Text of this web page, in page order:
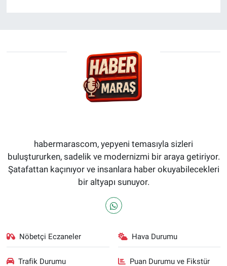
habermarascom, yepyeni temasıyla sizleri
buluştururken, sadelik ve modernizmi bir araya getiriyor.
Şatafattan kaçınıyor ve insanlara haber okuyabilecekleri
bir altyapı sunuyor.
Nöbetçi Eczaneler Hava Durumu
Trafik Durumu Puan Durumu ve Fikstür